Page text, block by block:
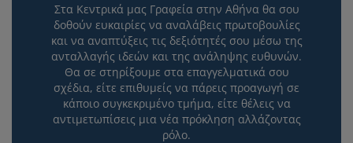
Στα Κεντρικά μας Γραφεία στην Αθήνα θα σου
δοθούν ευκαιρίες να αναλάβεις πρωτοβουλίες
και να αναπτύξεις τις δεξιότητές σου μέσω της
ανταλλαγής ιδεών και της ανάληψης ευθυνών.
Θα σε στηρίξουμε στα επαγγελματικά σου
σχέδια, είτε επιθυμείς να πάρεις προαγωγή σε
κάποιο συγκεκριμένο τμήμα, είτε θέλεις να
αντιμετωπίσεις μια νέα πρόκληση αλλάζοντας
ρόλο.